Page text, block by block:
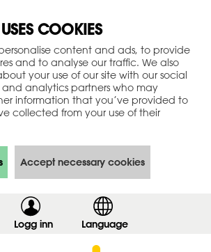
COOKIES
content and ads, to provide
and to analyse our traffic. We also
your use of our site with our social
analytics partners who may
information that you’ve provided to
collected from your use of their
Accept necessary cookies
Logg inn,
Language